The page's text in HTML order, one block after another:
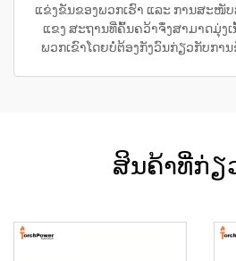
ແຂ່ງຂັນຂອງພວກເຮົາ ແລະ ການສະໜັ
ແຂງ ສະຖານທີ່ຄົ້ນຄວ້າຈຶ່ງສາມາດມຸ່ງ
ພວກເຂົາໂດຍບໍ່ຕ້ອງກັງວົນກ່ຽວກັບການ
ສິນຄ້າທີ່ກ່ຽ